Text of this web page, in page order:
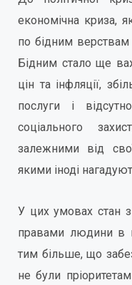
економічна криза,
по бідним верствам
Бідним стало ще
цін та інфляції,
послуги і
соціального
залежними від
якими іноді
У цих умовах стан
правами людини в
тим більше, що
не були